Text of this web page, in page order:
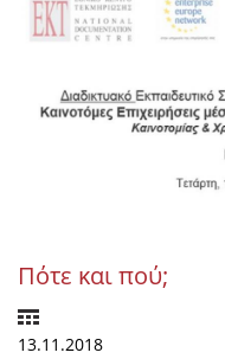
Πότε και πού;
13.11.2018